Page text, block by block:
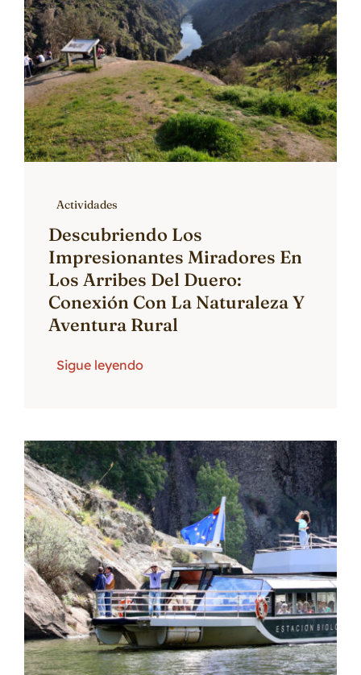
Actividades
Descubriendo Los
Impresionantes Miradores En
Los Arribes Del Duero:
Conexión Con La Naturaleza Y
Aventura Rural
Sigue leyendo